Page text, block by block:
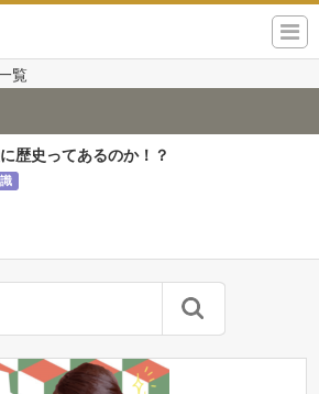
覧
歴史ってあるのか！？